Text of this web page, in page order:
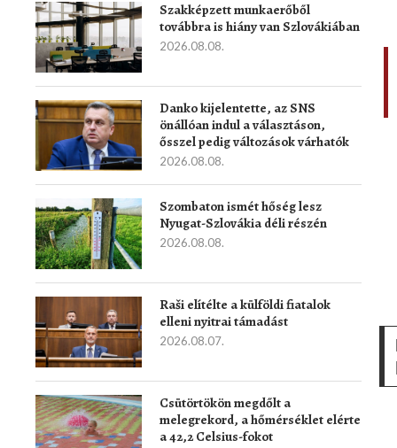
Szakképzett munkaerőből
továbbra is hiány van Szlovákiában
2026.08.08.
Danko kijelentette, az SNS
önállóan indul a választáson,
ősszel pedig változások várhatók
2026.08.08.
Szombaton ismét hőség lesz
Nyugat-Szlovákia déli részén
2026.08.08.
Raši elítélte a külföldi fiatalok
elleni nyitrai támadást
2026.08.07.
Csütörtökön megdőlt a
melegrekord, a hőmérséklet elérte
a 42,2 Celsius-fokot